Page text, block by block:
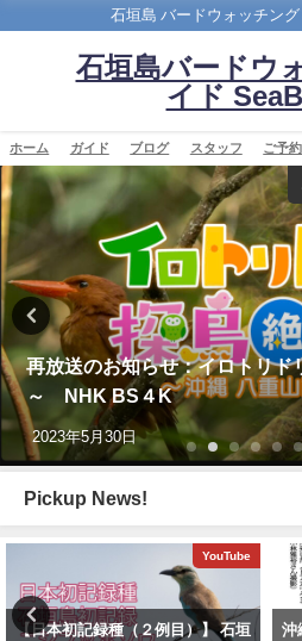
石垣島 バードウォッチン
石垣島バードウ
イド
ホーム ガイド ブログ スタッフ ご予約
再放送のお知らせ：イロトリド
～ NHK BS４K
2023年5月30日
Pickup News!
YouTube
【日本初記録種（２例目）】 石垣
沖